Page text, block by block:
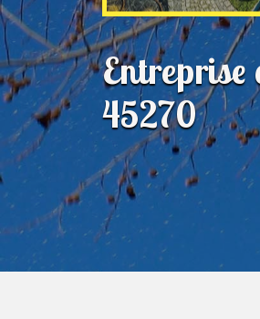
45270